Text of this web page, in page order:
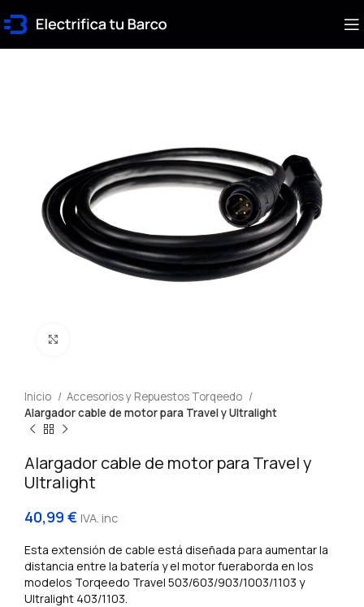
Inicio
Accesorios y Repuestos Torqeedo
Alargador cable de motor para Travel y Ultralight
Alargador cable de motor para Travel y
Ultralight
40,99 € IVA. inc
Esta extensión de cable está diseñada para aumentar la
distancia entre la batería y el motor fueraborda en los
modelos Torqeedo Travel 503/603/903/1003/1103 y
Ultralight 403/1103.